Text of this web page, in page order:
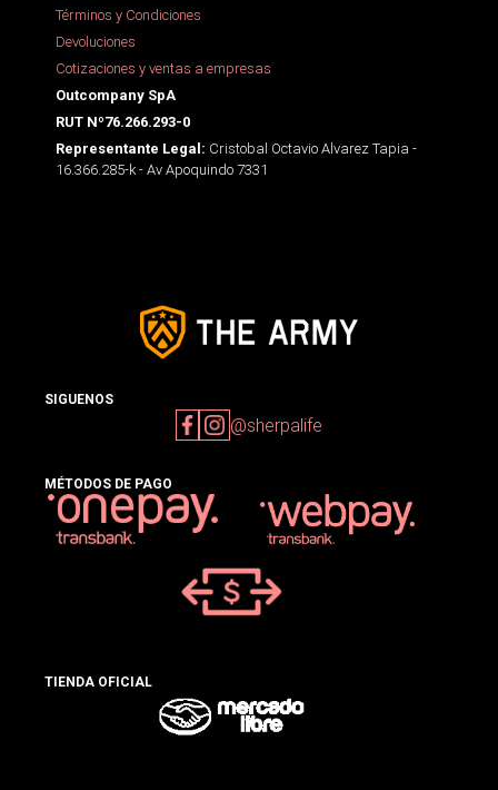
Términos y Condiciones
Devoluciones
Cotizaciones y ventas a empresas
Outcompany SpA
RUT Nº76.266.293-0
Representante Legal: Cristobal Octavio Alvarez Tapia -
16.366.285-k - Av Apoquindo 7331
SIGUENOS
@sherpalife
MÉTODOS DE PAGO
TIENDA OFICIAL